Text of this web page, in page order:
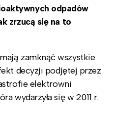
odpadów
zrzucą się na to
zamknąć wszystkie
decyzji podjętej przez
elektrowni
wydarzyła się w 2011 r.